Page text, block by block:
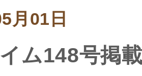
月01日
イム148号